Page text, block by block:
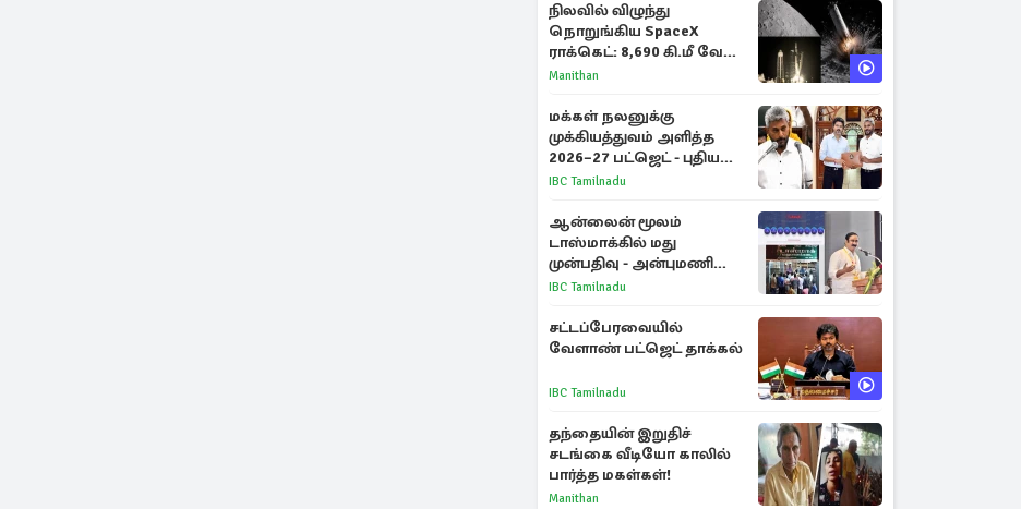
நிலவில் விழுந்து
நொறுங்கிய SpaceX
ராக்கெட்: 8,690 கி.மீ வேக
மோதலால் உருவான புதிய
Manithan
மக்கள் நலனுக்கு
முக்கியத்துவம் அளித்த
2026–27 பட்ஜெட் - புதிய
நலத்திட்டங்கள்
IBC Tamilnadu
ஆன்லைன் மூலம்
டாஸ்மாக்கில் மது
முன்பதிவு - அன்புமணி
ராமதாஸ் எதிர்ப்பு
IBC Tamilnadu
சட்டப்பேரவையில்
வேளாண் பட்ஜெட் தாக்கல்
IBC Tamilnadu
தந்தையின் இறுதிச்
சடங்கை வீடியோ காலில்
பார்த்த மகள்கள்!
Manithan